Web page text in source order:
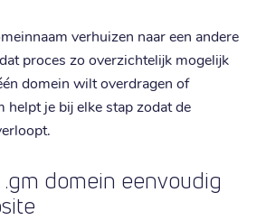
verhuizen naar een andere
proces zo overzichtelijk mogelijk
domein wilt overdragen of
helpt je bij elke stap zodat de
domein eenvoudig